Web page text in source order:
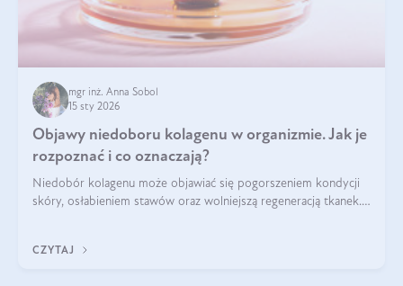
mgr inż. Anna Sobol
15 sty 2026
Objawy niedoboru kolagenu w organizmie. Jak je
rozpoznać i co oznaczają?
Niedobór kolagenu może objawiać się pogorszeniem kondycji
skóry, osłabieniem stawów oraz wolniejszą regeneracją tkanek.
osłabienie włosów.
CZYTAJ